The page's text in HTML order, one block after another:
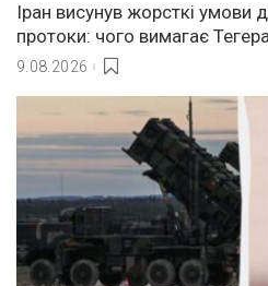
Іран висунув жорсткі умови
протоки: чого вимагає
9.08.2026